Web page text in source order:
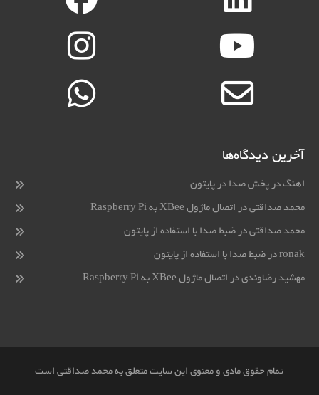
آخرین دیدگاه‌ها
اهنگ در پخش صدا در پایتون
محمد صداقتی در اتصال ماژول XBee به Raspberry Pi
محمد صداقتی در ضبط صدا با استفاده از پایتون
ronak در ضبط صدا با استفاده از پایتون
مهشید رضاوندی در اتصال ماژول XBee به Raspberry Pi
تمام حقوق مادی و معنوی این سایت متعلق به محمد صداقتی است